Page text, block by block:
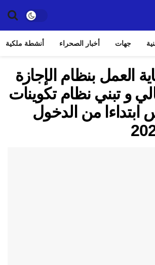
جهات أخبار الصحراء أنشطة ملكية
العمل بنظام الإجازة
و تبني نظام تكوينات
ابتداءا من الدخول